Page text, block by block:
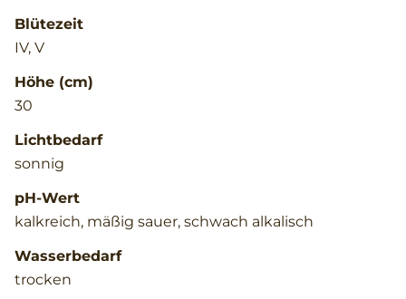
Blütezeit
IV, V
Höhe (cm)
30
Lichtbedarf
sonnig
pH-Wert
kalkreich, mäßig sauer, schwach alkalisch
Wasserbedarf
trocken